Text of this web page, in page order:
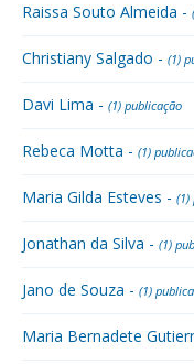
Raissa Souto Almeida -
Christiany Salgado - (1)
Davi Lima - (1) publicação
Rebeca Motta - (1)
Maria Gilda Esteves - (1)
Jonathan da Silva - (1)
Jano de Souza - (1)
Maria Bernadete